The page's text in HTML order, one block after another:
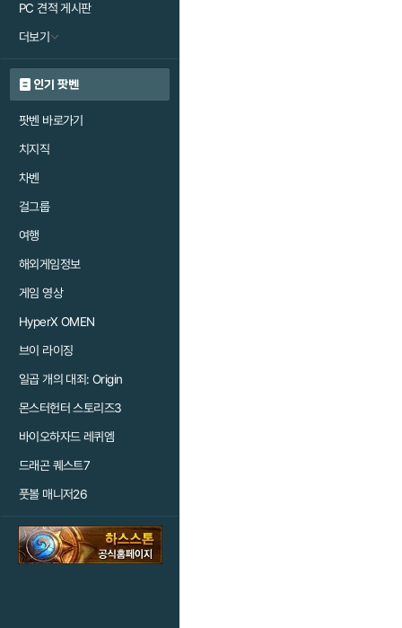
PC 견적 게시판
더보기
인기 팟벤
팟벤 바로가기
치지직
차벤
걸그룹
여행
해외게임정보
게임 영상
HyperX OMEN
브이 라이징
일곱 개의 대죄: Origin
몬스터헌터 스토리즈3
바이오하자드 레퀴엠
드래곤 퀘스트7
풋볼 매니저26